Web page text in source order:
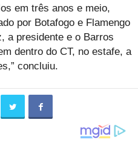
em três anos e meio,
por Botafogo e Flamengo
a presidente e o Barros
dentro do CT, no estafe, a
concluiu.